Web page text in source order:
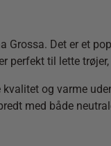
Grossa. Det er et
perfekt til lette
og varme
med både